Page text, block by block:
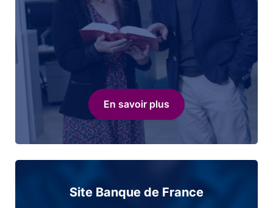
En savoir plus
Site Banque de France